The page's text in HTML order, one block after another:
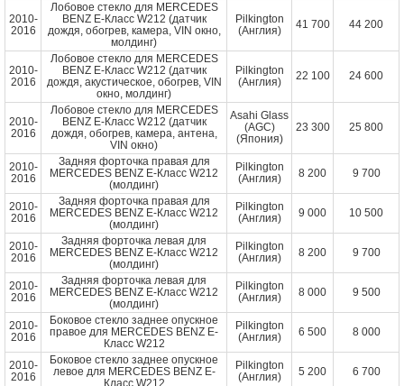
2010-
2016
Лобовое стекло для MERCEDES
BENZ E-Класс W212 (датчик
дождя, обогрев, камера, VIN окно,
молдинг)
Pilkington
(Англия)
41 700 44 200
2010-
2016
Лобовое стекло для MERCEDES
BENZ E-Класс W212 (датчик
дождя, акустическое, обогрев, VIN
окно, молдинг)
Pilkington
(Англия)
22 100 24 600
2010-
2016
Лобовое стекло для MERCEDES
BENZ E-Класс W212 (датчик
дождя, обогрев, камера, антена,
VIN окно)
Asahi Glass
(AGC)
(Япония)
23 300 25 800
2010-
2016
Задняя форточка правая для
MERCEDES BENZ E-Класс W212
(молдинг)
Pilkington
(Англия)
8 200 9 700
2010-
2016
Задняя форточка правая для
MERCEDES BENZ E-Класс W212
(молдинг)
Pilkington
(Англия)
9 000 10 500
2010-
2016
Задняя форточка левая для
MERCEDES BENZ E-Класс W212
(молдинг)
Pilkington
(Англия)
8 200 9 700
2010-
2016
Задняя форточка левая для
MERCEDES BENZ E-Класс W212
(молдинг)
Pilkington
(Англия)
8 000 9 500
2010-
2016
Боковое стекло заднее опускное
правое для MERCEDES BENZ E-
Класс W212
Pilkington
(Англия)
6 500 8 000
2010-
2016
Боковое стекло заднее опускное
левое для MERCEDES BENZ E-
Класс W212
Pilkington
(Англия)
5 200 6 700